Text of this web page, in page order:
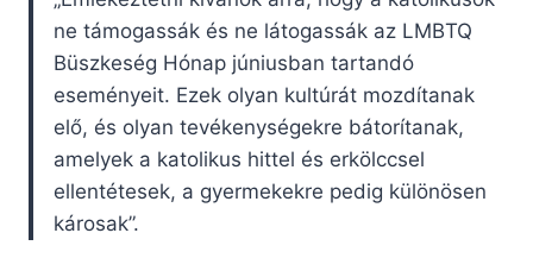
ne támogassák és ne látogassák az LMBTQ
Büszkeség Hónap júniusban tartandó
eseményeit. Ezek olyan kultúrát mozdítanak
elő, és olyan tevékenységekre bátorítanak,
amelyek a katolikus hittel és erkölccsel
ellentétesek, a gyermekekre pedig különösen
károsak”.